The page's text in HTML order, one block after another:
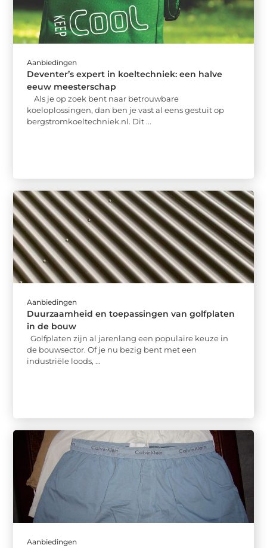
Aanbiedingen
Deventer’s expert in koeltechniek: een halve
eeuw meesterschap
Als je op zoek bent naar betrouwbare
koeloplossingen, dan ben je vast al eens gestuit op
bergstromkoeltechniek.nl. Dit ...
Aanbiedingen
Duurzaamheid en toepassingen van golfplaten
in de bouw
Golfplaten zijn al jarenlang een populaire keuze in
de bouwsector. Of je nu bezig bent met een
industriële loods, ...
Aanbiedingen